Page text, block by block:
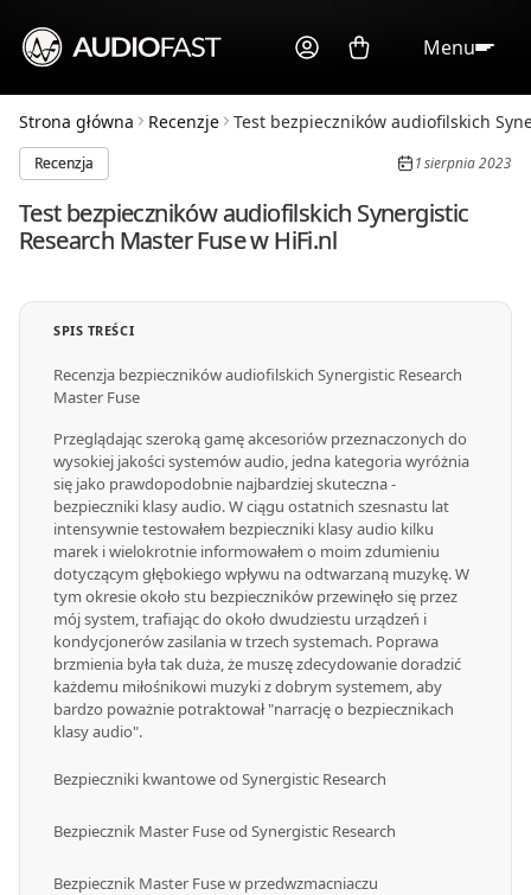
Menu
Strona główna Recenzje Test bezpieczników audiofilskich
SPIS TREŚCI
Recenzja bezpieczników audiofilskich Synergistic Research
Master Fuse
Przeglądając szeroką gamę akcesoriów przeznaczonych do
wysokiej jakości systemów audio, jedna kategoria wyróżnia
się jako prawdopodobnie najbardziej skuteczna -
bezpieczniki klasy audio. W ciągu ostatnich szesnastu lat
intensywnie testowałem bezpieczniki klasy audio kilku
marek i wielokrotnie informowałem o moim zdumieniu
dotyczącym głębokiego wpływu na odtwarzaną muzykę. W
tym okresie około stu bezpieczników przewinęło się przez
mój system, trafiając do około dwudziestu urządzeń i
kondycjonerów zasilania w trzech systemach. Poprawa
brzmienia była tak duża, że muszę zdecydowanie doradzić
każdemu miłośnikowi muzyki z dobrym systemem, aby
bardzo poważnie potraktował "narrację o bezpiecznikach
klasy audio".
Bezpieczniki kwantowe od Synergistic Research
Bezpiecznik Master Fuse od Synergistic Research
Bezpiecznik Master Fuse w przedwzmacniaczu
Recenzja 1 sierpnia 2023
Test bezpieczników audiofilskich Synergistic
Research Master Fuse w HiFi.nl